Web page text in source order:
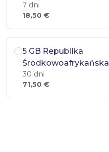
7 dni
18,50 €
5 GB Republika
Środkowoafrykańska
30 dni
71,50 €